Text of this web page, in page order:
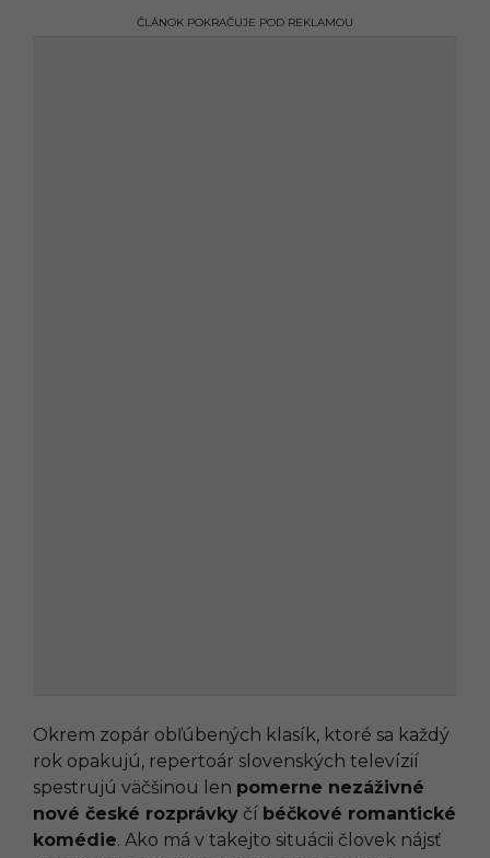
ČLÁNOK POKRAČUJE POD REKLAMOU
Okrem zopár obľúbených klasík, ktoré sa každý
rok opakujú, repertoár slovenských televízií
spestrujú väčšinou len pomerne nezáživné
nové české rozprávky čí béčkové romantické
komédie. Ako má v takejto situácii človek nájsť